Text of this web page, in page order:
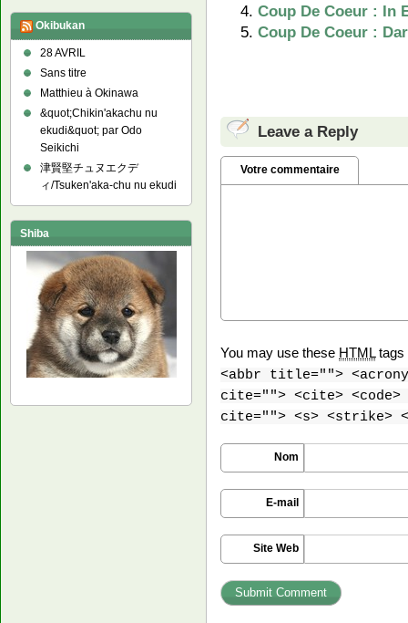
Coup De Coeur : In
Coup De Coeur :
Leave a Reply
Votre commentaire
You may use these HTMLtags
<abbr title="">
cite=""> <cite> <code>
cite=""> <s> <strike>
Nom
E-mail
Site Web
Okibukan
28 AVRIL
Sans titre
Matthieu à Okinawa
&quot;Chikin'akachu nu
ekudi&quot; par Odo
Seikichi
津賢堅チュヌエクデ
ィ/Tsuken'aka-chu nu ekudi
Shiba